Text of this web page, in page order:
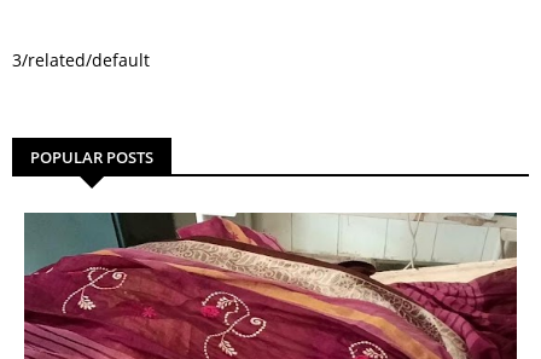
3/related/default
POPULAR POSTS